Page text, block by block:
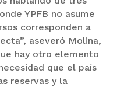
YPFB no asume
corresponden a
aseveró Molina,
hay otro elemento
que el país
reservas y la